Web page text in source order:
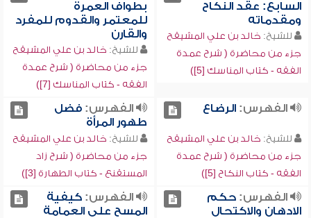
السابع: عقد النكاح
ومقدماته
للشيخ: خالد بن علي المشيقح
جزء من محاضرة ( شرح عمدة
الفقه - كتاب المناسك [5])
بطواف العمرة
للمعتمر والقدوم للمفرد
والقارن
للشيخ: خالد بن علي المشيقح
جزء من محاضرة ( شرح عمدة
الفقه - كتاب المناسك [7])
الفهرس:الرضاع
للشيخ: خالد بن علي المشيقح
جزء من محاضرة ( شرح عمدة
الفقه - كتاب النكاح [5])
الفهرس:فضل
طهور المرأة
للشيخ: خالد بن علي المشيقح
جزء من محاضرة ( شرح زاد
المستقنع - كتاب الطهارة [3])
الفهرس:حكم
الادهان والاكتحال
الفهرس:كيفية
المسح على العمامة